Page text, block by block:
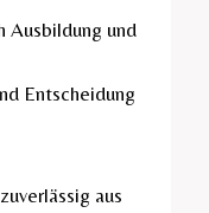
Ausbildung und
Entscheidung
aus